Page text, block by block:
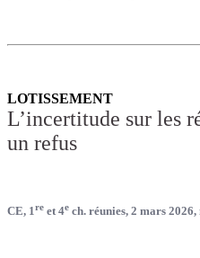
LOTISSEMENT
L’incertitude sur les
un refus
CE, 1re et 4e ch. réunies, 2 mars